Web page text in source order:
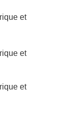
et
et
et